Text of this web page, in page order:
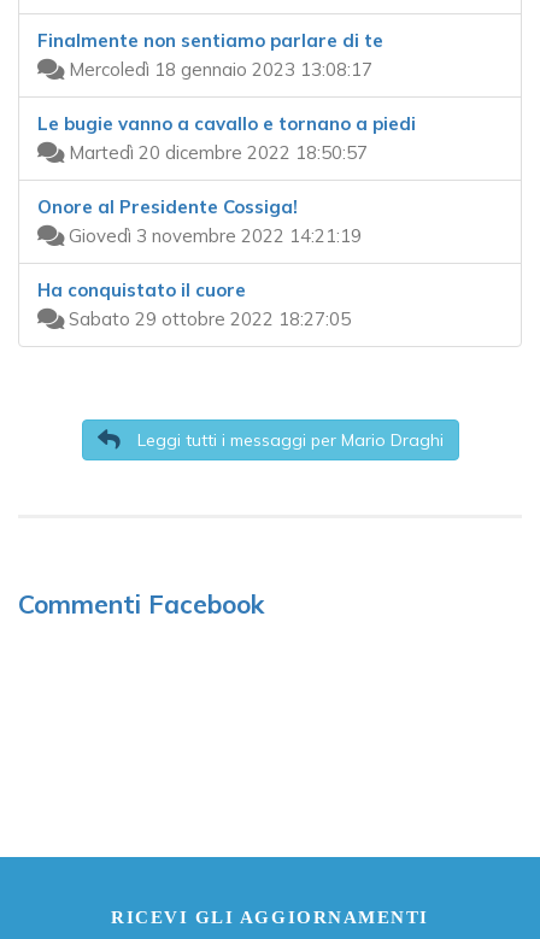
Finalmente non sentiamo parlare di te
Mercoledì 18 gennaio 2023 13:08:17
Le bugie vanno a cavallo e tornano a piedi
Martedì 20 dicembre 2022 18:50:57
Onore al Presidente Cossiga!
Giovedì 3 novembre 2022 14:21:19
Ha conquistato il cuore
Sabato 29 ottobre 2022 18:27:05
Leggi tutti i messaggi per Mario Draghi
Commenti Facebook
RICEVI GLI AGGIORNAMENTI